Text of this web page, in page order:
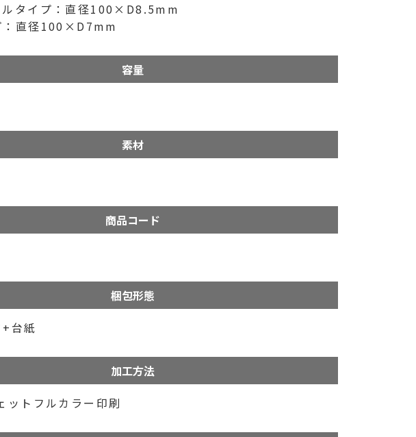
ルタイプ：直径100×D8.5mm
：直径100×D7mm
容量
素材
商品コード
梱包形態
台紙
加工方法
ットフルカラー印刷